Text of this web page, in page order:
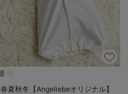
春夏秋冬【Angeliebeオリジナル】